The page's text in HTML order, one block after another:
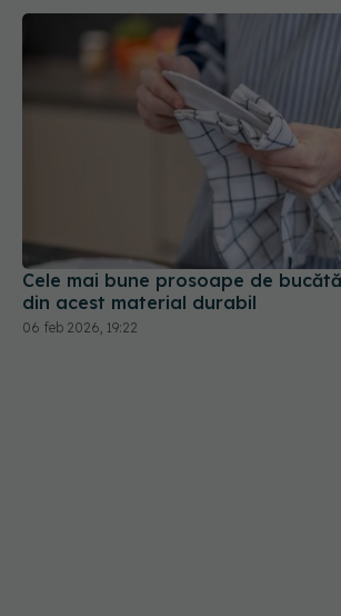
Cele mai bune prosoape de
din acest material durabil
06 feb 2026, 19:22